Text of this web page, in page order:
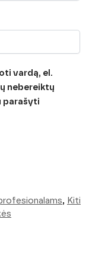
vardą, el.
nebereiktų
parašyti
, Kiti